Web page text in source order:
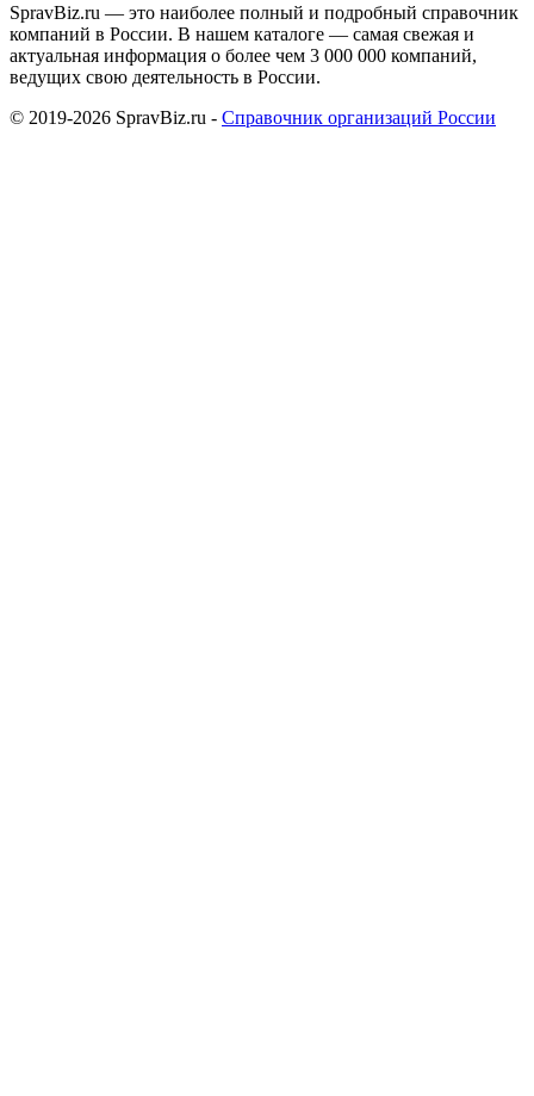
SpravBiz.ru — это наиболее полный и подробный справочник
компаний в России. В нашем каталоге — самая свежая и
актуальная информация о более чем 3 000 000 компаний,
ведущих свою деятельность в России.
© 2019-2026 SpravBiz.ru - Справочник организаций России